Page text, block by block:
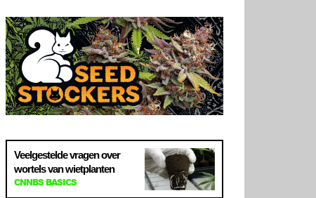
Veelgestelde vragen over
wortels van wietplanten
CNNBS BASICS